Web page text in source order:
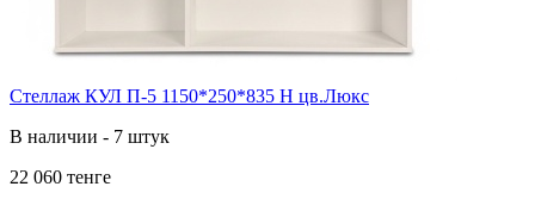
Стеллаж КУЛ П-5 1150*250*835 Н цв.Люкс
В наличии - 7 штук
22 060 тенге